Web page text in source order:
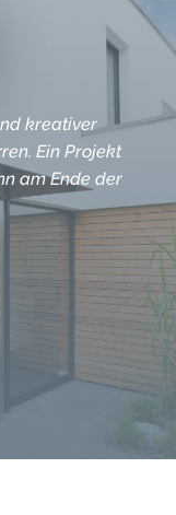
kreativer
Ein Projekt
am Ende der